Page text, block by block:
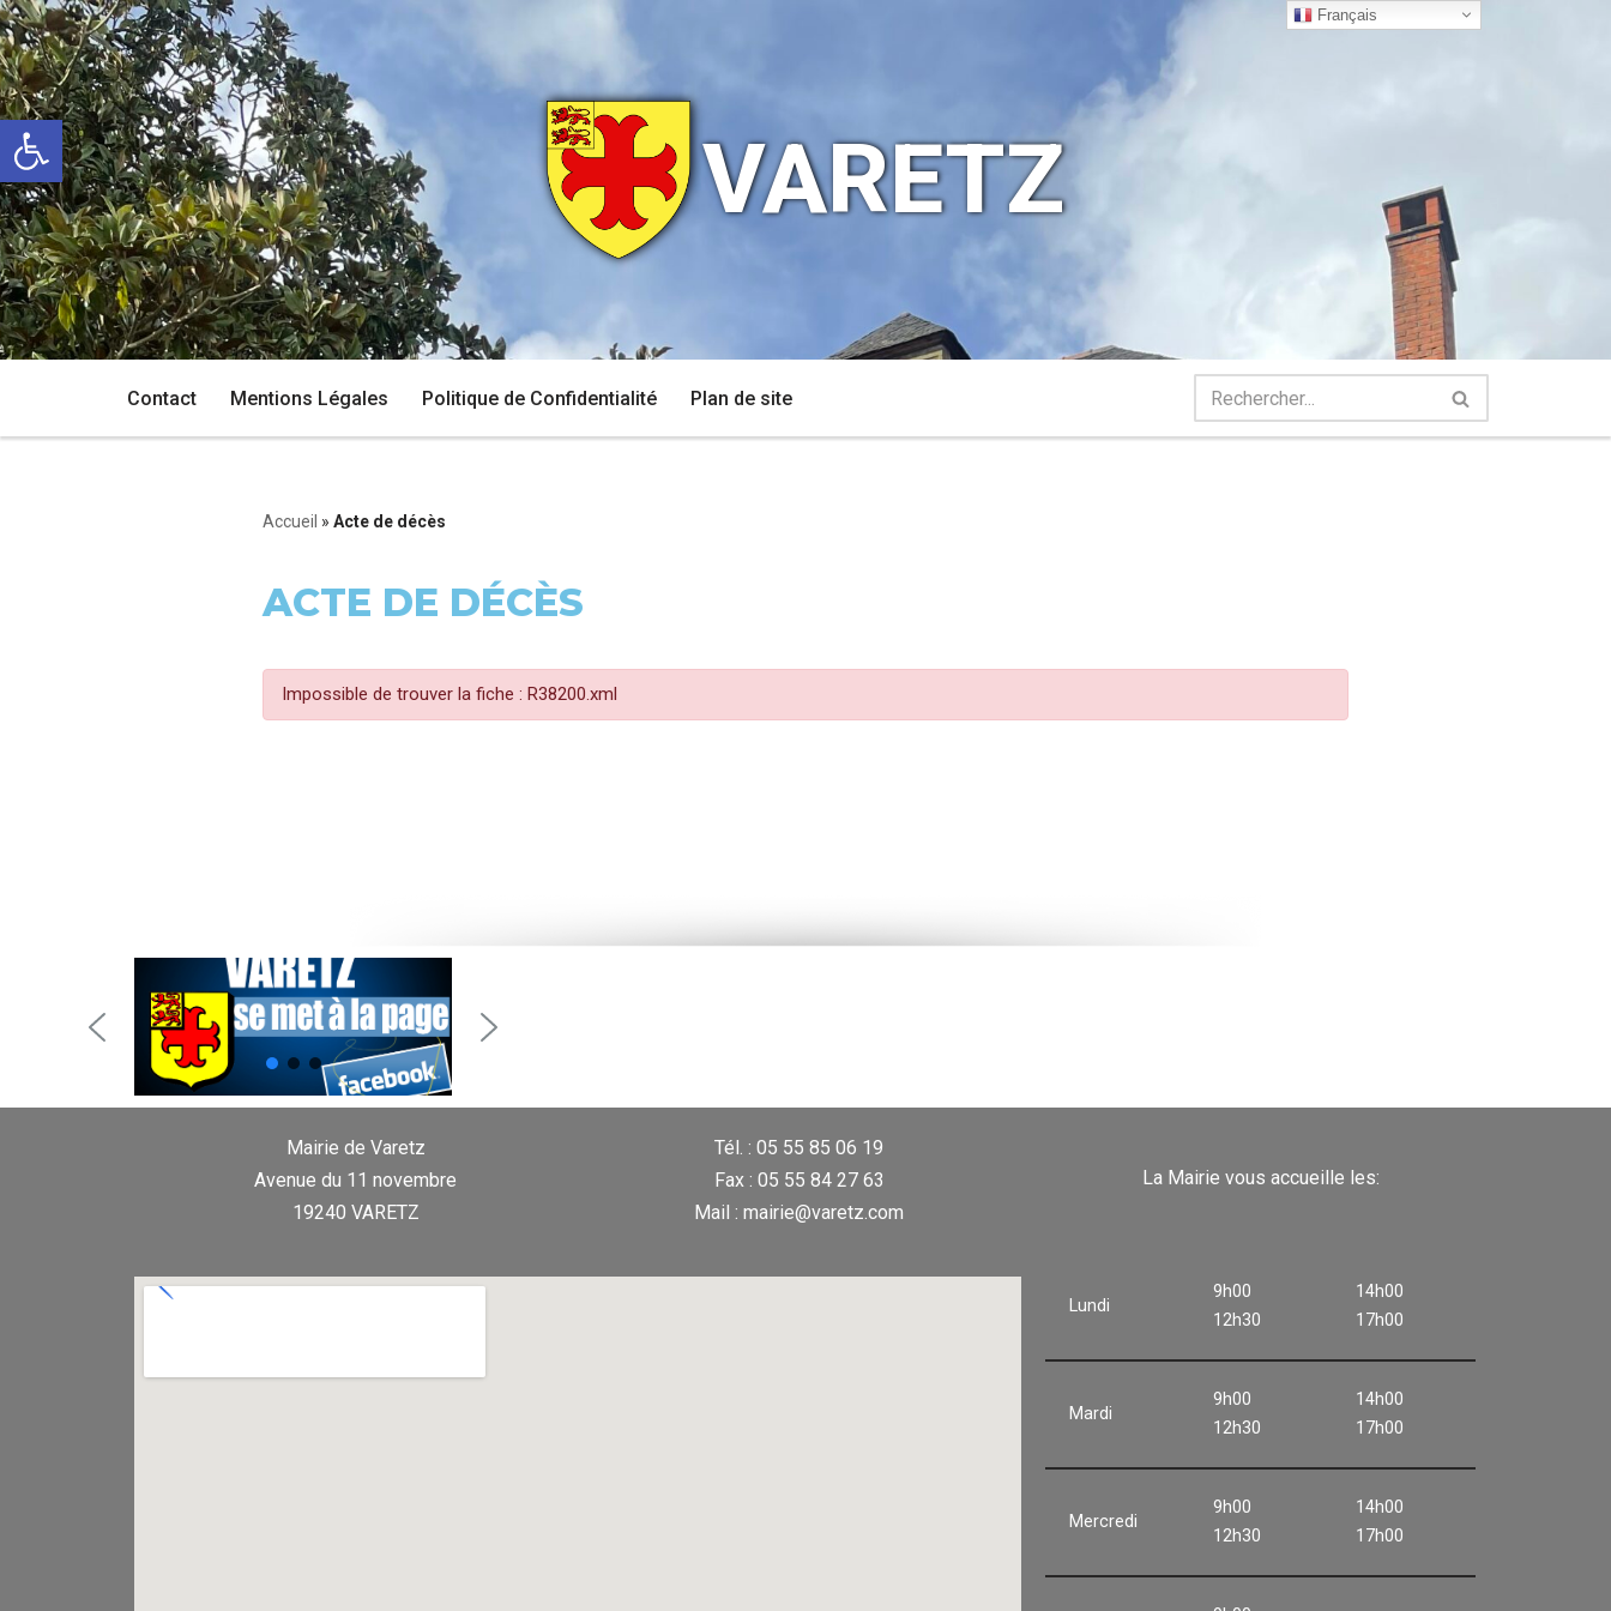
Ouvrir la barre d’outils
Aller
au
contenu
VARETZ
Contact Mentions Légales Politique de Confidentialité Plan de site
Accueil » Acte de décès
ACTE DE DÉCÈS
Impossible de trouver la fiche : R38200.xml
Mairie de Varetz
Avenue du 11 novembre
19240 VARETZ
Tél. : 05 55 85 06 19
Fax : 05 55 84 27 63
Mail : mairie@varetz.com
La Mairie vous accueille les:
Lundi
9h00
12h30
14h00
17h00
Mardi
9h00
12h30
14h00
17h00
Mercredi
9h00
12h30
14h00
17h00
Français